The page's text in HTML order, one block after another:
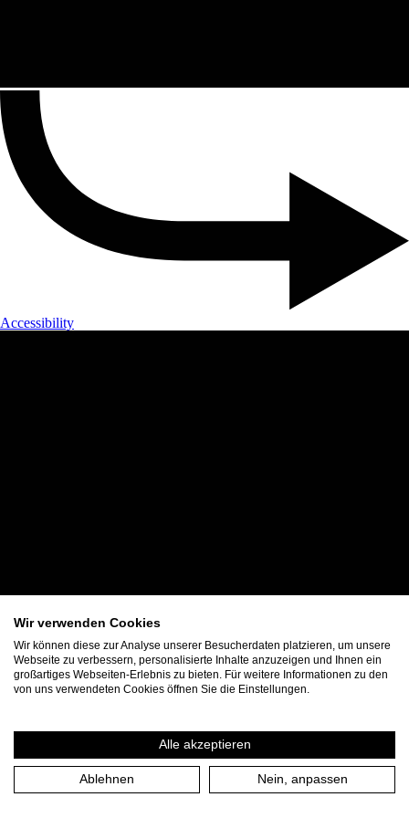
Accessibility
Wir verwenden Cookies
Wir können diese zur Analyse unserer Besucherdaten platzieren, um unsere
Webseite zu verbessern, personalisierte Inhalte anzuzeigen und Ihnen ein
großartiges Webseiten-Erlebnis zu bieten. Für weitere Informationen zu den
von uns verwendeten Cookies öffnen Sie die Einstellungen.
Alle akzeptieren
Ablehnen Nein, anpassen